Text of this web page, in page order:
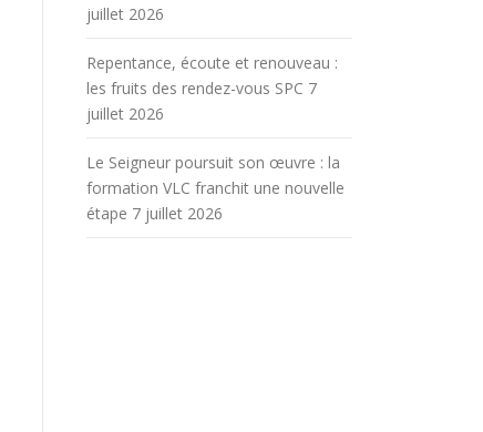
juillet 2026
Repentance, écoute et renouveau :
les fruits des rendez-vous SPC 7
juillet 2026
Le Seigneur poursuit son œuvre : la
formation VLC franchit une nouvelle
étape 7 juillet 2026